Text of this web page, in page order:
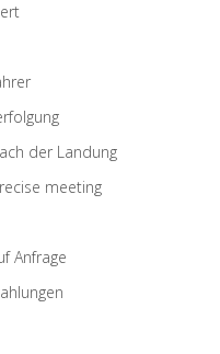
der Landung
meeting
Anfrage